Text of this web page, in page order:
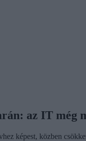
az IT még
képest, közben